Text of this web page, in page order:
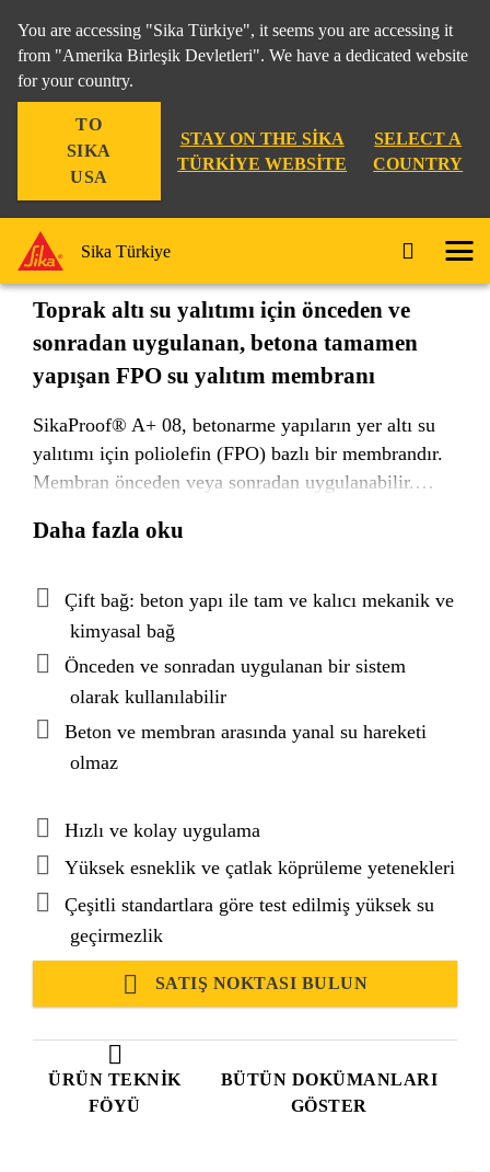
You are accessing "Sika Türkiye", it seems you are accessing it
from "Amerika Birleşik Devletleri". We have a dedicated website
for your country.
TO
SIKA
USA
STAY ON THE SIKA
TÜRKIYE WEBSITE
SELECT A
COUNTRY
Sika Türkiye
ÜRÜN TEKNIK
FÖYÜ
BÜTÜN DOKÜMANLARI
GÖSTER
SikaProof® A+ 08
Toprak altı su yalıtımı için önceden ve
sonradan uygulanan, betona tamamen
yapışan FPO su yalıtım membranı
SikaProof® A+ 08, betonarme yapıların yer altı su
yalıtımı için poliolefin (FPO) bazlı bir membrandır.
Membran önceden veya sonradan uygulanabilir.
beton yapı ile tam ve kalıcı bir çift bağ oluşturur.
kalınlık 1,35 mm'dir ve membran kalınlığı 0,80
mm'dir.
Daha fazla oku
Çift bağ: beton yapı ile tam ve kalıcı mekanik ve
kimyasal bağ
Önceden ve sonradan uygulanan bir sistem
olarak kullanılabilir
Beton ve membran arasında yanal su hareketi
olmaz
Hızlı ve kolay uygulama
Yüksek esneklik ve çatlak köprüleme yetenekleri
Çeşitli standartlara göre test edilmiş yüksek su
geçirmezlik
SATIŞ NOKTASI BULUN